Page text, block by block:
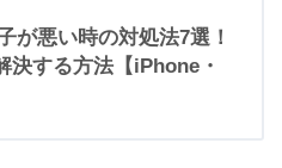
が悪い時の対処法7選！
決する方法【iPhone・